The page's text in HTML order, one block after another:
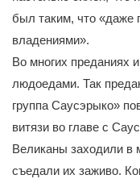
был таким, что «даже
владениями».
Во многих преданиях
людоедами. Так
группа Саусэрыко»
витязи во главе с
Великаны заходили в
съедали их заживо.